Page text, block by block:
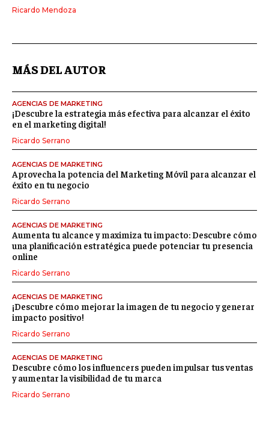
Ricardo Mendoza
MÁS DEL AUTOR
AGENCIAS DE MARKETING
¡Descubre la estrategia más efectiva para alcanzar el éxito
en el marketing digital!
Ricardo Serrano
AGENCIAS DE MARKETING
Aprovecha la potencia del Marketing Móvil para alcanzar el
éxito en tu negocio
Ricardo Serrano
AGENCIAS DE MARKETING
Aumenta tu alcance y maximiza tu impacto: Descubre cómo
una planificación estratégica puede potenciar tu presencia
online
Ricardo Serrano
AGENCIAS DE MARKETING
¡Descubre cómo mejorar la imagen de tu negocio y generar
impacto positivo!
Ricardo Serrano
AGENCIAS DE MARKETING
Descubre cómo los influencers pueden impulsar tus ventas
y aumentar la visibilidad de tu marca
Ricardo Serrano